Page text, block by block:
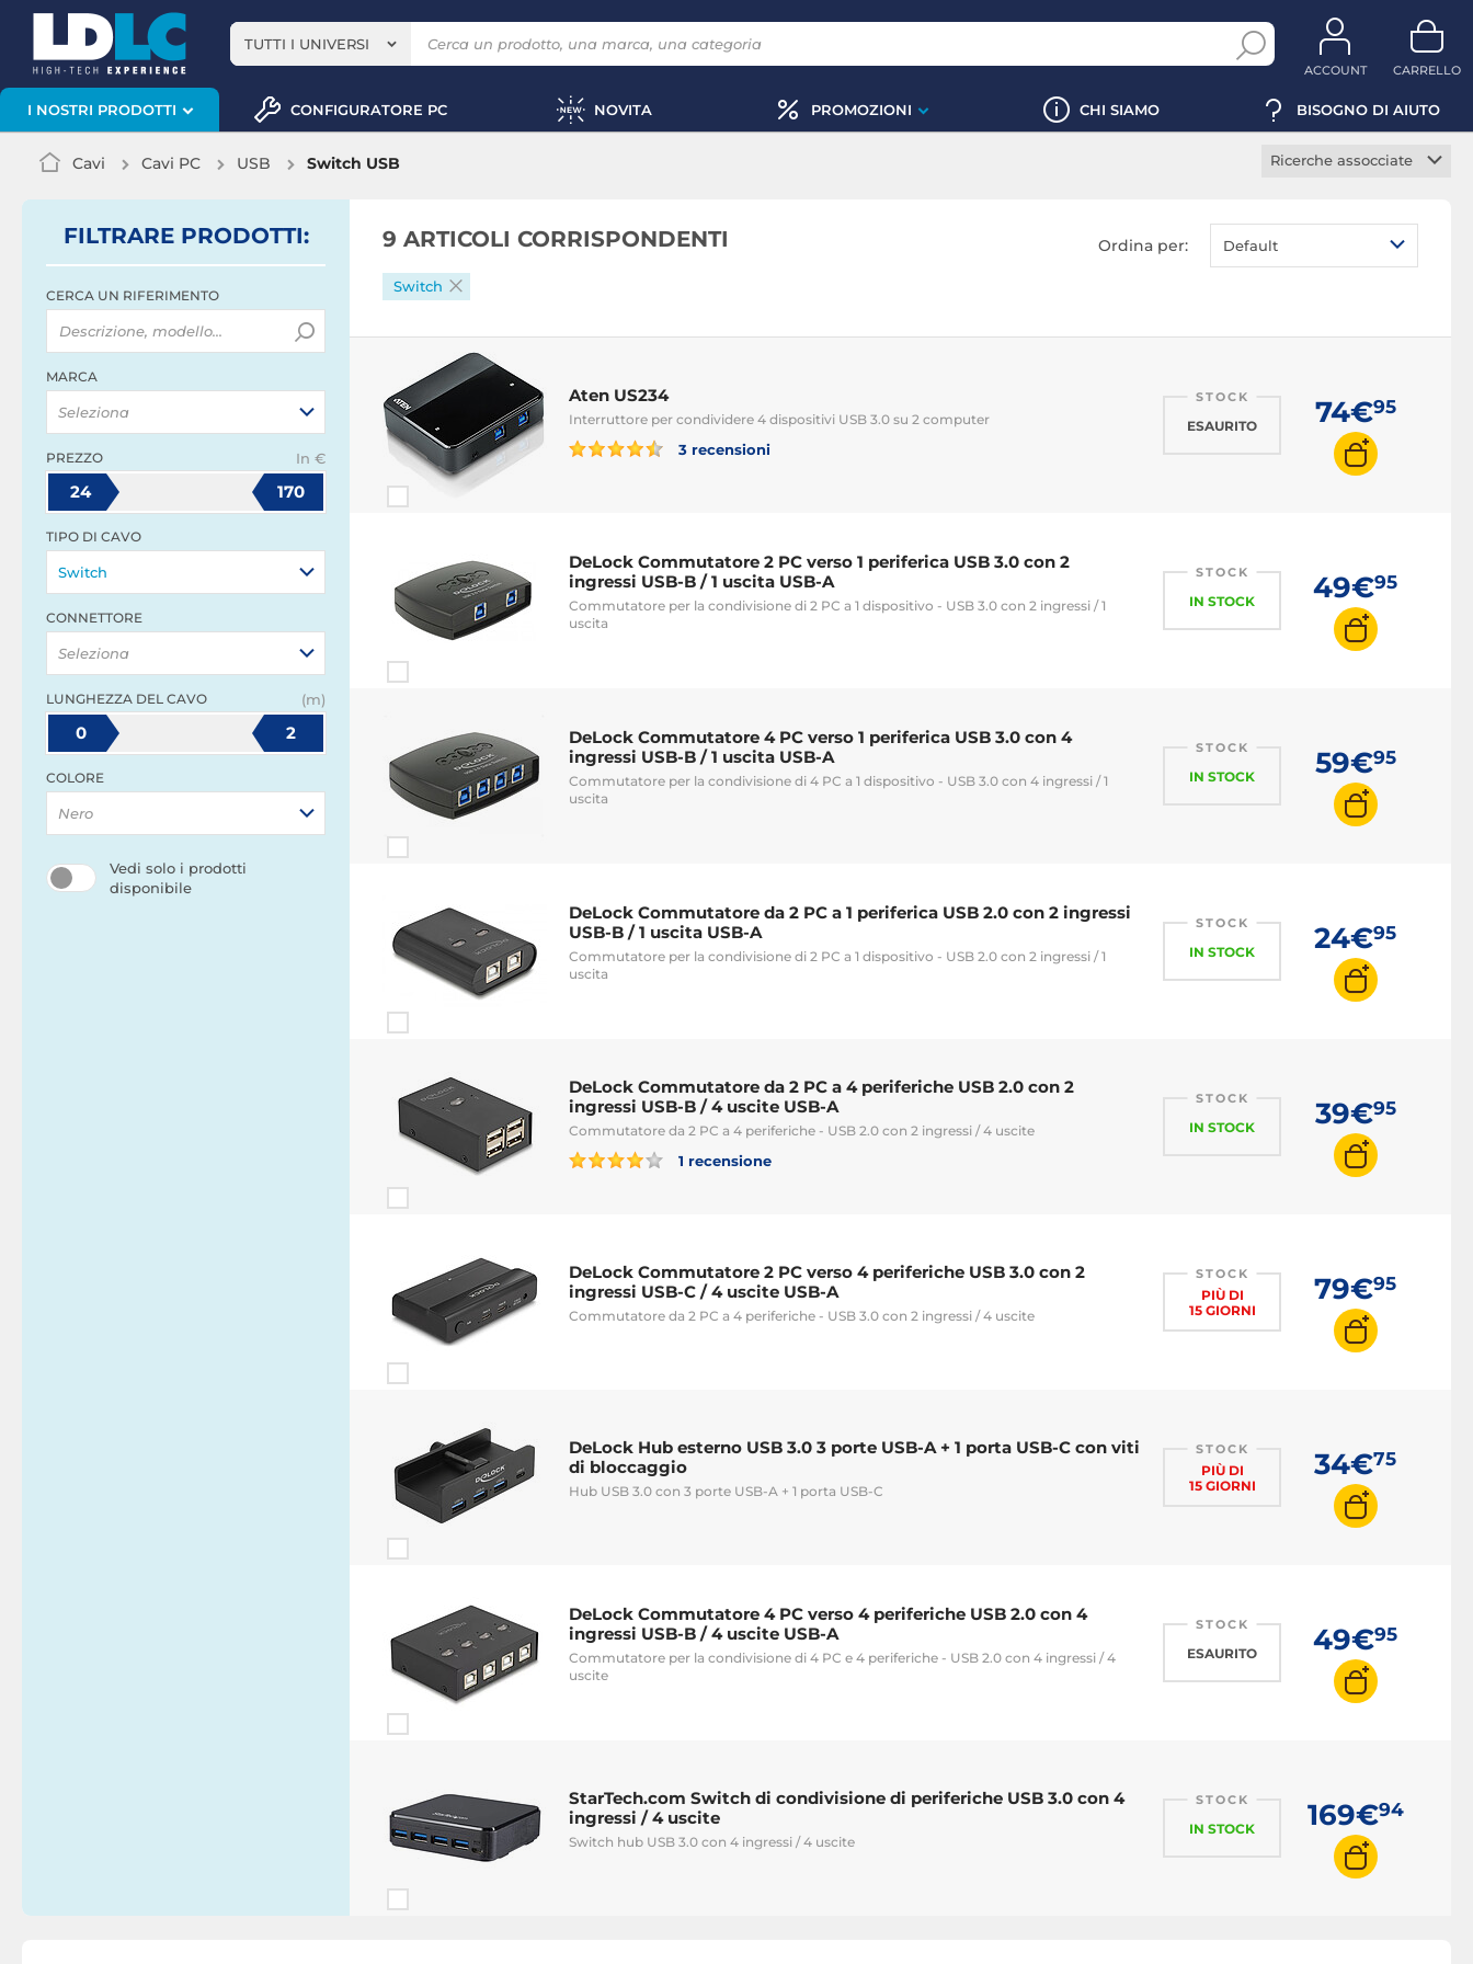
TUTTI I UNIVERSI
ACCOUNT CARRELLO
I NOSTRI PRODOTTI CONFIGURATORE PC NOVITA PROMOZIONI CHI SIAMO BISOGNO DI AIUTO
Cavi Cavi PC USB Switch USB
Ricerche assocciate
Cavo USB 3.0
Cavo USB 3.1 Tipo C
Prolunga USB 2.0
Prolunga USB 3.0
Adattatore USB
Caricabatterie USB
Estensore USB
Switch USB
FILTRARE PRODOTTI:
CERCA UN RIFERIMENTO
MARCA
Seleziona
PREZZO In €
24 170
TIPO DI CAVO
Switch
CONNETTORE
Seleziona
LUNGHEZZA DEL CAVO (m)
0 2
COLORE
Nero
Vedi solo i prodotti
disponibile
9 ARTICOLI CORRISPONDENTI Ordina per: Default
Switch
Aten US234
Interruttore per condividere 4 dispositivi USB 3.0 su 2 computer
3 recensioni
STOCK
ESAURITO 74€95
DeLock Commutatore 2 PC verso 1 periferica USB 3.0 con 2
ingressi USB-B / 1 uscita USB-A
Commutatore per la condivisione di 2 PC a 1 dispositivo - USB 3.0 con 2 ingressi / 1
uscita
STOCK
IN STOCK 49€95
DeLock Commutatore 4 PC verso 1 periferica USB 3.0 con 4
ingressi USB-B / 1 uscita USB-A
Commutatore per la condivisione di 4 PC a 1 dispositivo - USB 3.0 con 4 ingressi / 1
uscita
STOCK
IN STOCK 59€95
DeLock Commutatore da 2 PC a 1 periferica USB 2.0 con 2 ingressi
USB-B / 1 uscita USB-A
Commutatore per la condivisione di 2 PC a 1 dispositivo - USB 2.0 con 2 ingressi / 1
uscita
STOCK
IN STOCK 24€95
DeLock Commutatore da 2 PC a 4 periferiche USB 2.0 con 2
ingressi USB-B / 4 uscite USB-A
Commutatore da 2 PC a 4 periferiche - USB 2.0 con 2 ingressi / 4 uscite
1 recensione
STOCK
IN STOCK 39€95
DeLock Commutatore 2 PC verso 4 periferiche USB 3.0 con 2
ingressi USB-C / 4 uscite USB-A
Commutatore da 2 PC a 4 periferiche - USB 3.0 con 2 ingressi / 4 uscite
STOCK
PIÙ DI
15 GIORNI
79€95
DeLock Hub esterno USB 3.0 3 porte USB-A + 1 porta USB-C con viti
di bloccaggio
Hub USB 3.0 con 3 porte USB-A + 1 porta USB-C
STOCK
PIÙ DI
15 GIORNI
34€75
DeLock Commutatore 4 PC verso 4 periferiche USB 2.0 con 4
ingressi USB-B / 4 uscite USB-A
Commutatore per la condivisione di 4 PC e 4 periferiche - USB 2.0 con 4 ingressi / 4
uscite
STOCK
ESAURITO 49€95
StarTech.com Switch di condivisione di periferiche USB 3.0 con 4
ingressi / 4 uscite
Switch hub USB 3.0 con 4 ingressi / 4 uscite
STOCK
IN STOCK 169€94